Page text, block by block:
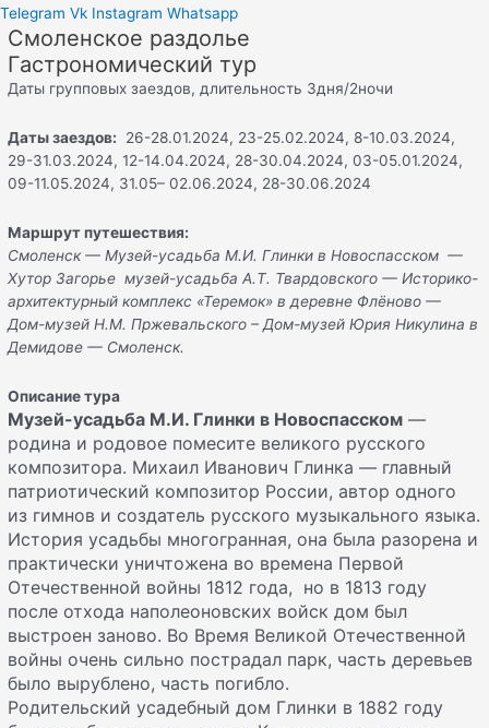
Telegram Vk Instagram Whatsapp
Смоленское раздолье
Гастрономический тур
Даты групповых заездов, длительность 3дня/2ночи
Даты заездов: 26-28.01.2024, 23-25.02.2024, 8-10.03.2024,
29-31.03.2024, 12-14.04.2024, 28-30.04.2024, 03-05.01.2024,
09-11.05.2024, 31.05– 02.06.2024, 28-30.06.2024
Маршрут путешествия:
Смоленск —Музей-усадьба М.И. Глинки в Новоспасском —
Хутор Загорье музей-усадьба А.Т. Твардовского —Историко-
архитектурный комплекс «Теремок» в деревне Флёново —
Дом-музей Н.М. Пржевальского –Дом-музей Юрия Никулина в
Демидове— Смоленск.
Описание тура
Музей-усадьба М.И. Глинки в Новоспасском —
родина и родовое помесите великого русского
композитора. Михаил Иванович Глинка — главный
патриотический композитор России, автор одного
из гимнов и создатель русского музыкального языка.
История усадьбы многогранная, она была разорена и
практически уничтожена во времена Первой
Отечественной войны 1812 года, но в 1813 году
после отхода наполеоновских войск дом был
выстроен заново. Во Время Великой Отечественной
войны очень сильно пострадал парк, часть деревьев
было вырублено, часть погибло.
Родительский усадебный дом Глинки в 1882 году